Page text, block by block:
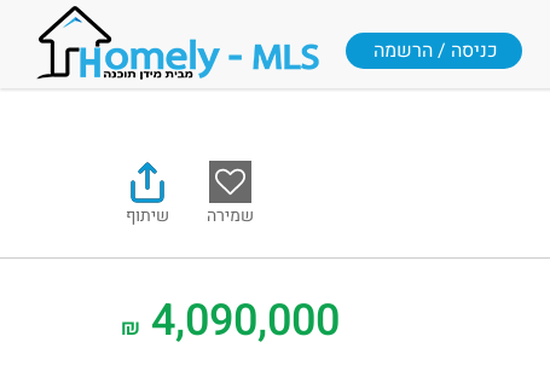
כניסה / הרשמה
שמירה שיתוף
4,090,000
₪